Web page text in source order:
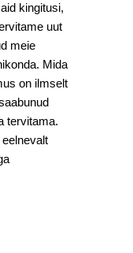
kingitusi,
uut
meie
Mida
on ilmselt
tervitama.